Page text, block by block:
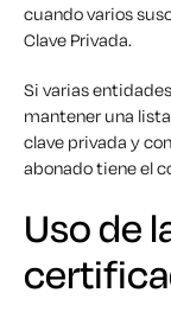
cuando varios
Clave Privada.
Si varias
mantener una
clave privada y
abonado tiene el
Uso de